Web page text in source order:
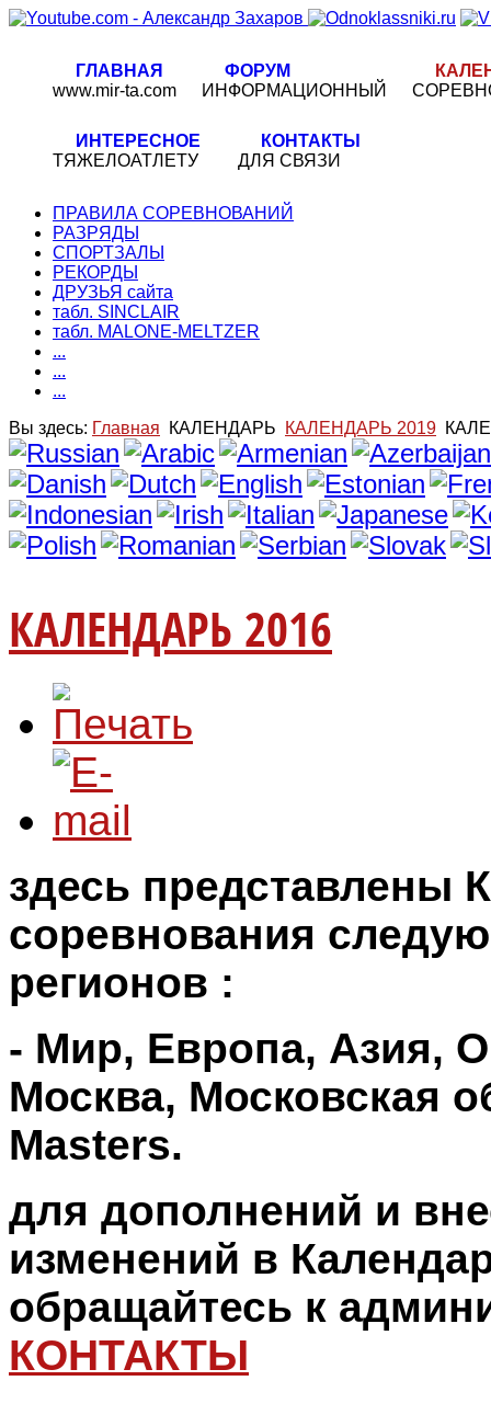
ГЛАВНАЯ
www.mir-ta.com
ФОРУМ
ИНФОРМАЦИОННЫЙ
ИНТЕРЕСНОЕ
ТЯЖЕЛОАТЛЕТУ
КОНТАКТЫ
ДЛЯ СВЯЗИ
ПРАВИЛА СОРЕВНОВАНИЙ
РАЗРЯДЫ
СПОРТЗАЛЫ
РЕКОРДЫ
ДРУЗЬЯ сайта
табл. SINCLAIR
табл. MALONE-MELTZER
...
...
...
Вы здесь: Главная КАЛЕНДАРЬ КАЛЕНДАРЬ 2019
КАЛЕНДАРЬ 2016
здесь представлены
соревнования
регионов :
- Мир, Европа, Азия,
Москва, Московская
Masters.
для дополнений и
изменений в
обращайтесь к
КОНТАКТЫ